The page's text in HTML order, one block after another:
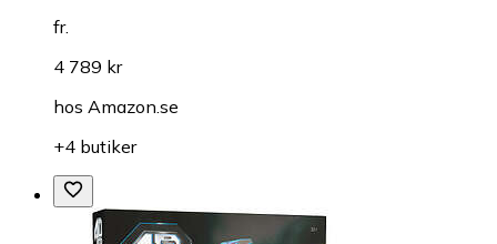
fr.
4 789 kr
hos Amazon.se
+4 butiker